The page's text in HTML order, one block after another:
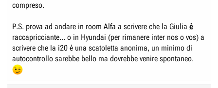
compreso.
P.S. prova ad andare in room Alfa a scrivere che la Giulia è
raccapricciante... o in Hyundai (per rimanere inter nos o vos) a
scrivere che la i20 è una scatoletta anonima, un minimo di
autocontrollo sarebbe bello ma dovrebbe venire spontaneo.